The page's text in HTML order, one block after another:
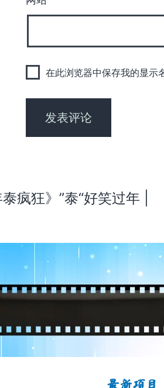
在此浏览器中保存我的显示
疯狂》”泰“好笑过年 |
最新项目